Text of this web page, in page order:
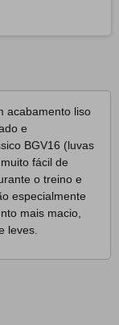
acabamento liso
e
BGV16 (luvas
fácil de
o treino e
especialmente
mais macio,
leves.